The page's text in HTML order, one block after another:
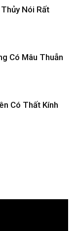
Nói Rất
Có Mâu Thuẫn
Có Thất Kính